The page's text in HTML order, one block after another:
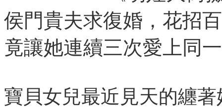
侯門貴夫求復婚，花招
竟讓她連續三次愛上同
寶貝女兒最近見天的纏